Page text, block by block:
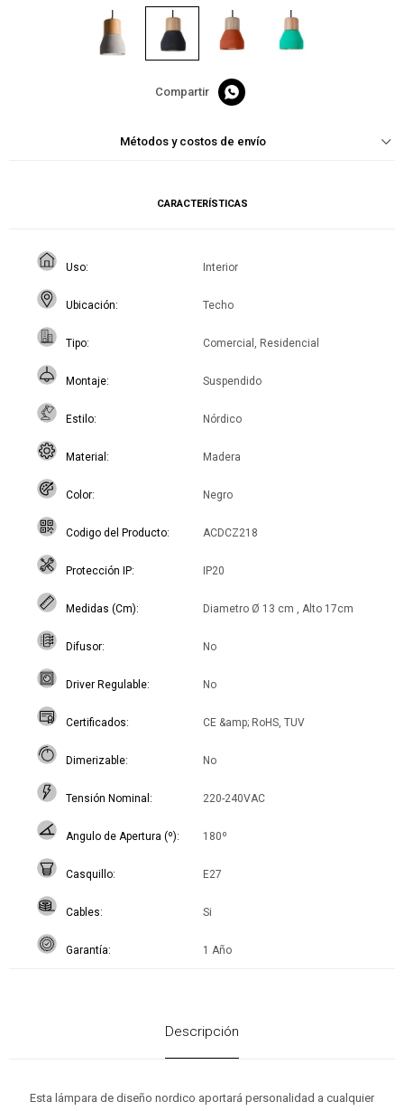

Métodos y costos de envío
CARACTERÍSTICAS
Uso Interior
Ubicación Techo
Tipo Comercial, Residencial
Montaje Suspendido
Estilo Nórdico
Material Madera
Color Negro
Codigo del Producto ACDCZ218
Protección IP IP20
Medidas (Cm) Diametro Ø 13 cm , Alto 17cm
Difusor No
Driver Regulable No
Certificados CE &amp; RoHS, TUV
Dimerizable No
Tensión Nominal 220-240VAC
Angulo de Apertura (º) 180º
Casquillo E27
Cables Si
Garantía 1 Año
Descripción
Esta lámpara de diseño nordico aportará personalidad a cualquier